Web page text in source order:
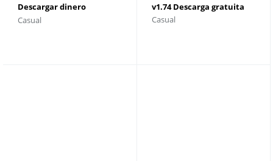
Descargar dinero
ilimitado
Casual
v1.74 Descarga gratuita
Casual